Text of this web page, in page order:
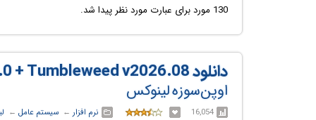
130 مورد برای عبارت مورد نظر پیدا شد.
دانلود openSUSE Linux Leap v16.0 + Tumbleweed v2026.08
اوپن‌سوزه لینوکس
16,054 نرم افزار ← ‏ سیستم عامل ← ‏